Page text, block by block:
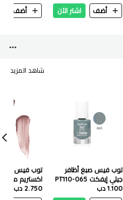
أضف
اشتر الآن
أضف
شاهد المزيد
توب فيس صبغ أظافر
جيلي إيفكت PT110-065
1.100 دب
توب فيس
بي تي206
2.750 دب